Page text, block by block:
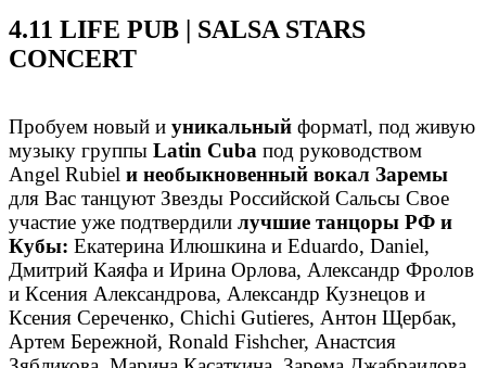
4.11 LIFE PUB | SALSA STARS
CONCERT
Пробуем новый и уникальный форматl, под живую
музыку группы Latin Cuba под руководством
Angel Rubiel и необыкновенный вокал Заремы
для Вас танцуют Звезды Российской Сальсы Свое
участие уже подтвердили лучшие танцоры РФ и
Кубы: Екатерина Илюшкина и Eduardo, Daniel,
Дмитрий Каяфа и Ирина Орлова, Александр Фролов
и Ксения Александрова, Александр Кузнецов и
Ксения Сереченко, Chichi Gutieres, Антон Щербак,
Артем Бережной, Ronald Fishcher, Анастсия